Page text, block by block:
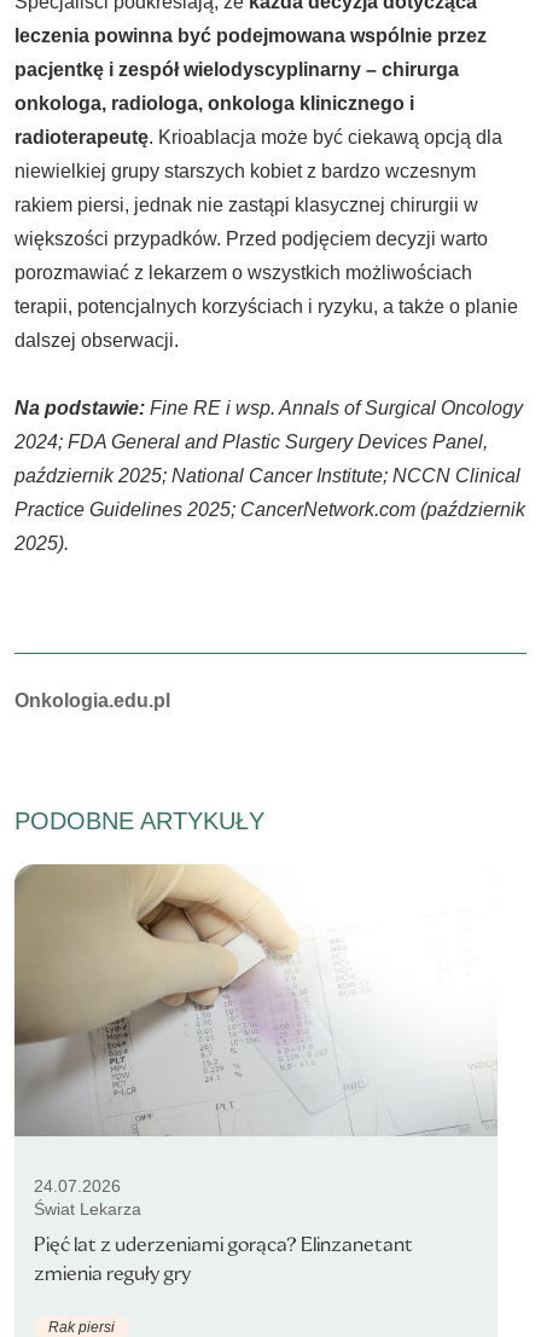
leczenia powinna być podejmowana wspólnie przez
pacjentkę i zespół wielodyscyplinarny – chirurga
onkologa, radiologa, onkologa klinicznego i
radioterapeutę. Krioablacja może być ciekawą opcją dla
niewielkiej grupy starszych kobiet z bardzo wczesnym
rakiem piersi, jednak nie zastąpi klasycznej chirurgii w
większości przypadków. Przed podjęciem decyzji warto
porozmawiać z lekarzem o wszystkich możliwościach
terapii, potencjalnych korzyściach i ryzyku, a także o planie
dalszej obserwacji.
Na podstawie: Fine RE i wsp. Annals of Surgical Oncology
2024; FDA General and Plastic Surgery Devices Panel,
październik 2025; National Cancer Institute; NCCN Clinical
Practice Guidelines 2025; CancerNetwork.com (październik
2025).
Autorzy:
Onkologia.edu.pl
PODOBNE ARTYKUŁY
24.07.2026
Świat Lekarza
Pięć lat z uderzeniami gorąca? Elinzanetant
zmienia reguły gry
Rak piersi